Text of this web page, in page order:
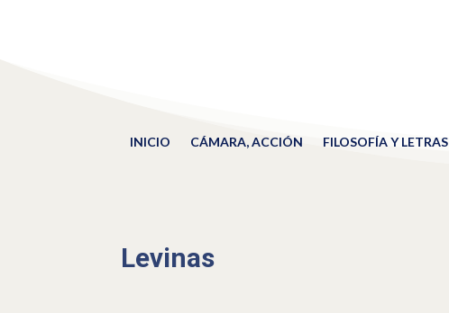
INICIO CÁMARA, ACCIÓN FILOSOFÍA Y LETRAS
Levinas